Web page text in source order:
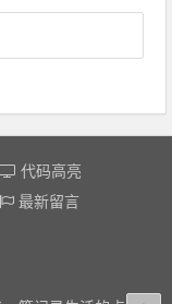
代码高亮
最新留言